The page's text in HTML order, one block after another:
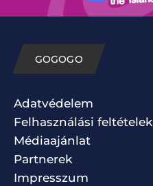
GOGOGO
Adatvédelem
Felhasználási feltételek
Médiaajánlat
Partnerek
Impresszum